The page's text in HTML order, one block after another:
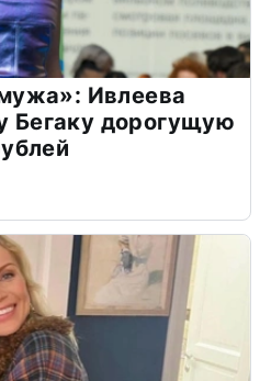
Ивлеева
Бегаку дорогущую